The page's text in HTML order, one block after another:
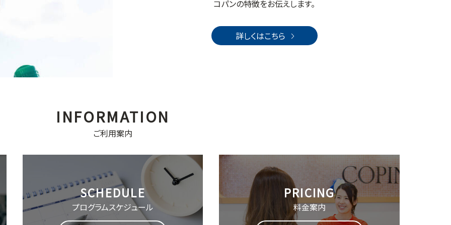
コパンの特徴をお伝えします。
詳しくはこちら
ご利用案内
プログラムスケジュール
料金案内